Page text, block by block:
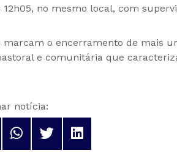
12h05, no mesmo local, com
marcam o encerramento de mais
e comunitária que
notícia: